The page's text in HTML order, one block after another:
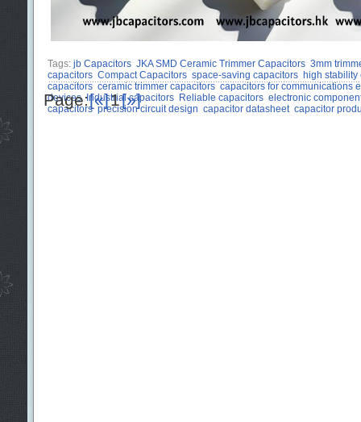
Tags: jb Capacitors JKA SMD Ceramic Trimmer Capacitors 3mm
capacitors Compact Capacitors space-saving capacitors
high stability
capacitors ceramic trimmer capacitors capacitors for communications
devices Industrial capacitors Reliable capacitors electronic
capacitors precision circuit design capacitor datasheet capacitor
Page:[«]1[»]